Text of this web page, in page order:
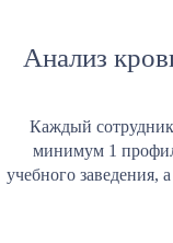
Анализ
Каждый
минимум 1
учебного заведения,